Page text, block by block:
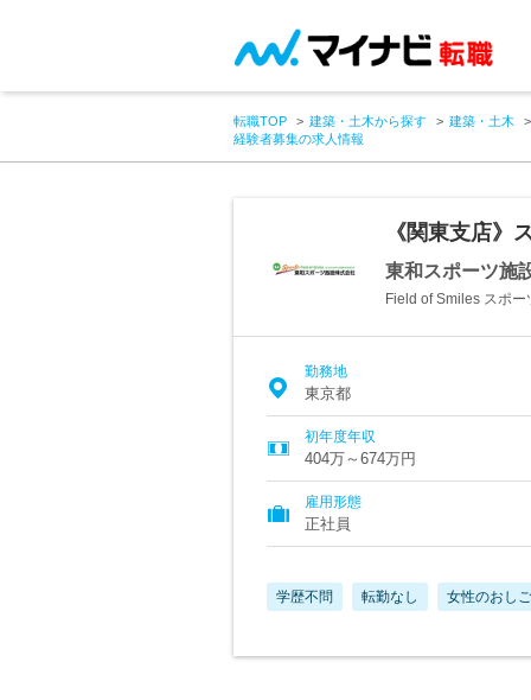
転職TOP 建築・土木から探す
建築・土木
経験者募集の求人情報
《関東支店
東和スポーツ施
Field of Smiles スポ
勤務地
東京都
初年度年収
404万～674万円
雇用形態
正社員
学歴不問 転勤なし 女性のおし